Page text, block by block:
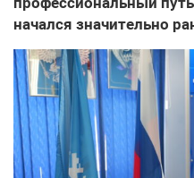
начался значительно